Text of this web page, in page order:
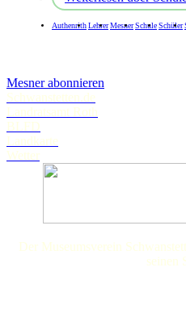
AuthenrithLehrerMesnerSchuleSchüler
Mesner abonnieren
Schwanstetten.de
Landratsamt Roth
BLFD
Landkarte
Wetter
Der Museumsverein
seinen